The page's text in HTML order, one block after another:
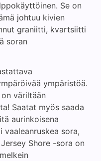
Se on
johtuu kivien
graniitti, kvartsiitti
soran
ympäristöä.
väriltään
Saatat myös saada
aurinkoisena
vaaleanruskea sora,
Shore -sora on